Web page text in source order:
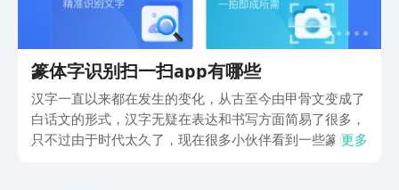
篆体字识别扫一扫app有哪些
汉字一直以来都在发生的变化，从古至今由甲骨文变成了
白话文的形式，汉字无疑在表达和书写方面简易了很多，
只不过由于时代太久了，现在很多小伙伴看到一些篆体字
更多